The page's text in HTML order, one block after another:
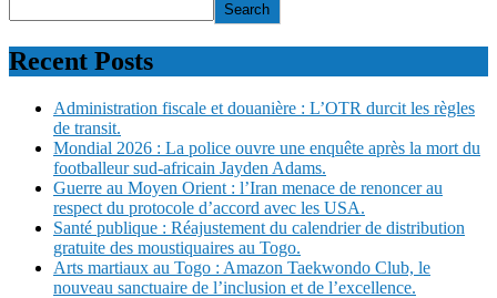
Search
Recent Posts
Administration fiscale et douanière : L’OTR durcit les règles
de transit.
Mondial 2026 : La police ouvre une enquête après la mort du
footballeur sud-africain Jayden Adams.
Guerre au Moyen Orient : l’Iran menace de renoncer au
respect du protocole d’accord avec les USA.
Santé publique : Réajustement du calendrier de distribution
gratuite des moustiquaires au Togo.
Arts martiaux au Togo : Amazon Taekwondo Club, le
nouveau sanctuaire de l’inclusion et de l’excellence.